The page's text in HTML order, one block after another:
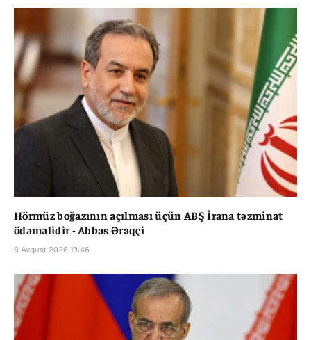
Hörmüz boğazının açılması üçün ABŞ İrana təzminat
ödəməlidir - Abbas Əraqçi
8 Avqust 2026 19:46